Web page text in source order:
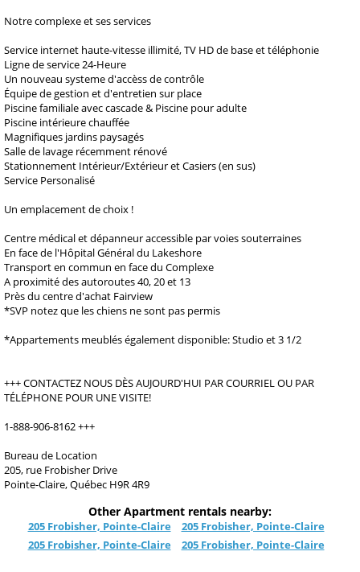
Notre complexe et ses services
Service internet haute-vitesse illimité, TV HD de base et téléphonie
Ligne de service 24-Heure
Un nouveau systeme d'accèss de contrôle
Équipe de gestion et d'entretien sur place
Piscine familiale avec cascade & Piscine pour adulte
Piscine intérieure chauffée
Magnifiques jardins paysagés
Salle de lavage récemment rénové
Stationnement Intérieur/Extérieur et Casiers (en sus)
Service Personalisé
Un emplacement de choix !
Centre médical et dépanneur accessible par voies souterraines
En face de l'Hôpital Général du Lakeshore
Transport en commun en face du Complexe
A proximité des autoroutes 40, 20 et 13
Près du centre d'achat Fairview
*SVP notez que les chiens ne sont pas permis
*Appartements meublés également disponible: Studio et 3 1/2
+++ CONTACTEZ NOUS DÈS AUJOURD'HUI PAR COURRIEL OU PAR
TÉLÉPHONE POUR UNE VISITE!
1-888-906-8162 +++
Bureau de Location
205, rue Frobisher Drive
Pointe-Claire, Québec H9R 4R9
Other Apartment rentals nearby:
205 Frobisher, Pointe-Claire
205 Frobisher, Pointe-Claire
205 Frobisher, Pointe-Claire
205 Frobisher, Pointe-Claire